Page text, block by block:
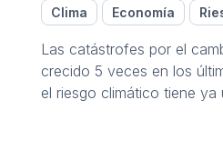
Clima
Economía
Las catástrofes por el
crecido 5 veces en los
el riesgo climático tiene ya